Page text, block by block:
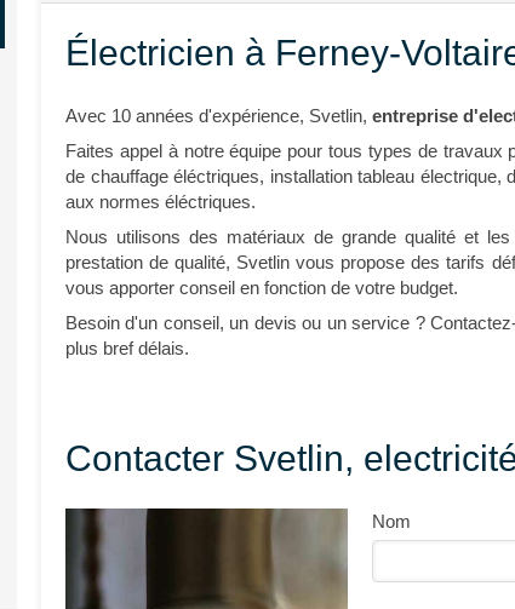
Électricien à Ferney-
Avec 10 années d'expérience, Svetlin, entreprise
Faites appel à notre équipe pour tous types de travaux
de chauffage éléctriques, installation tableau
aux normes éléctriques.
Nous utilisons des matériaux de grande qualité et
prestation de qualité, Svetlin vous propose des tarifs
vous apporter conseil en fonction de votre budget.
Besoin d'un conseil, un devis ou un service ?
plus bref délais.
Contacter Svetlin,
Nom